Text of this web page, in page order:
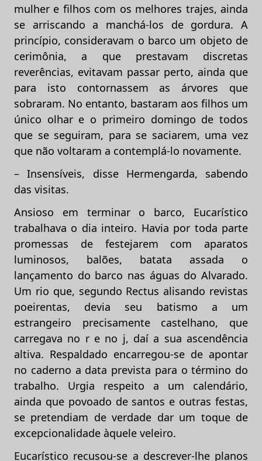
mulher e filhos com os melhores trajes, ainda
se arriscando a manchá-los de gordura. A
princípio, consideravam o barco um objeto de
cerimônia, a que prestavam discretas
reverências, evitavam passar perto, ainda que
para isto contornassem as árvores que
sobraram. No entanto, bastaram aos filhos um
único olhar e o primeiro domingo de todos
que se seguiram, para se saciarem, uma vez
que não voltaram a contemplá-lo novamente.
– Insensíveis, disse Hermengarda, sabendo
das visitas.
Ansioso em terminar o barco, Eucarístico
trabalhava o dia inteiro. Havia por toda parte
promessas de festejarem com aparatos
luminosos, balões, batata assada o
lançamento do barco nas águas do Alvarado.
Um rio que, segundo Rectus alisando revistas
poeirentas, devia seu batismo a um
estrangeiro precisamente castelhano, que
carregava no r e no j, daí a sua ascendência
altiva. Respaldado encarregou-se de apontar
no caderno a data prevista para o término do
trabalho. Urgia respeito a um calendário,
ainda que povoado de santos e outras festas,
se pretendiam de verdade dar um toque de
excepcionalidade àquele veleiro.
Eucarístico recusou-se a descrever-lhe planos